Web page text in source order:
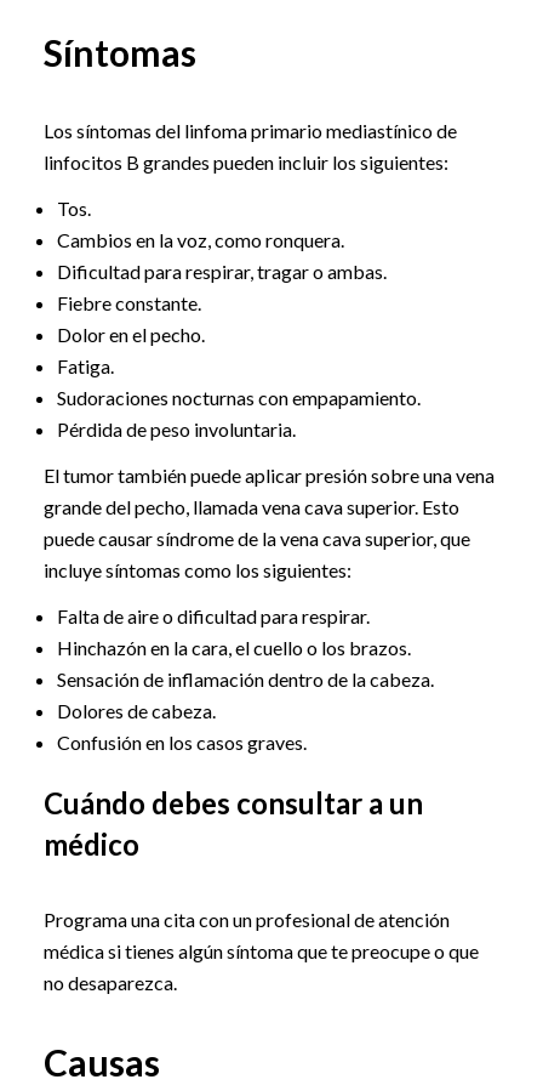
Síntomas
Los síntomas del linfoma primario mediastínico de
linfocitos B grandes pueden incluir los siguientes:
Tos.
Cambios en la voz, como ronquera.
Dificultad para respirar, tragar o ambas.
Fiebre constante.
Dolor en el pecho.
Fatiga.
Sudoraciones nocturnas con empapamiento.
Pérdida de peso involuntaria.
El tumor también puede aplicar presión sobre una vena
grande del pecho, llamada vena cava superior. Esto
puede causar síndrome de la vena cava superior, que
incluye síntomas como los siguientes:
Falta de aire o dificultad para respirar.
Hinchazón en la cara, el cuello o los brazos.
Sensación de inflamación dentro de la cabeza.
Dolores de cabeza.
Confusión en los casos graves.
Cuándo debes consultar a un
médico
Programa una cita con un profesional de atención
médica si tienes algún síntoma que te preocupe o que
no desaparezca.
Causas